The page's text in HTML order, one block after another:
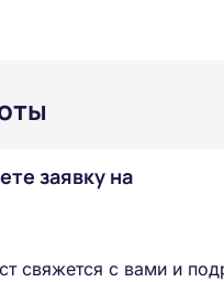
заявку на
свяжется с вами и